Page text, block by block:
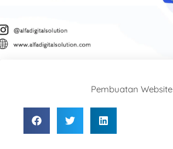
Pembuatan Website